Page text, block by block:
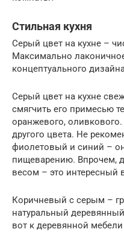
Стильная кухня
Серый цвет на кухне –
Максимально
концептуального
Серый цвет на кухне
смягчить его примесью
оранжевого,
другого цвета. Не
фиолетовый и синий –
пищеварению. Впрочем,
весом – это интересный
Коричневый с серым –
натуральный
вот к деревянной